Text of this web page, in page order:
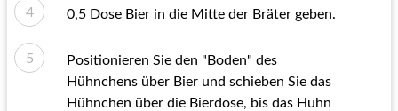
0,5 Dose Bier in die Mitte der Bräter geben.
Positionieren Sie den "Boden" des
Hühnchens über Bier und schieben Sie das
Hühnchen über die Bierdose, bis das Huhn